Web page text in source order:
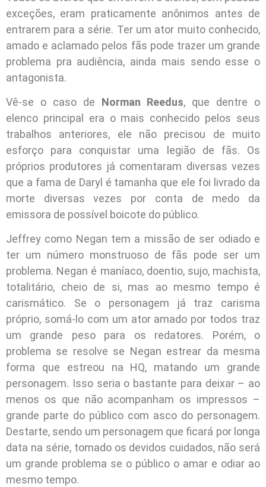
exceções, eram praticamente anônimos antes de
entrarem para a série. Ter um ator muito conhecido,
amado e aclamado pelos fãs pode trazer um grande
problema pra audiência, ainda mais sendo esse o
antagonista.
Vê-se o caso de Norman Reedus, que dentre o
elenco principal era o mais conhecido pelos seus
trabalhos anteriores, ele não precisou de muito
esforço para conquistar uma legião de fãs. Os
próprios produtores já comentaram diversas vezes
que a fama de Daryl é tamanha que ele foi livrado da
morte diversas vezes por conta de medo da
emissora de possível boicote do público.
Jeffrey como Negan tem a missão de ser odiado e
ter um número monstruoso de fãs pode ser um
problema. Negan é maníaco, doentio, sujo, machista,
totalitário, cheio de si, mas ao mesmo tempo é
carismático. Se o personagem já traz carisma
próprio, somá-lo com um ator amado por todos traz
um grande peso para os redatores. Porém, o
problema se resolve se Negan estrear da mesma
forma que estreou na HQ, matando um grande
personagem. Isso seria o bastante para deixar – ao
menos os que não acompanham os impressos –
grande parte do público com asco do personagem.
Destarte, sendo um personagem que ficará por longa
data na série, tomado os devidos cuidados, não será
um grande problema se o público o amar e odiar ao
mesmo tempo.